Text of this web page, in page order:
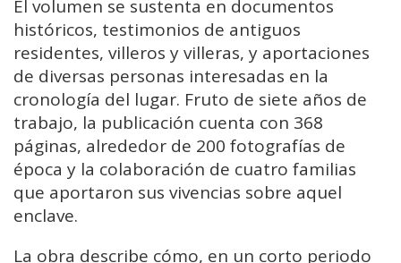
El volumen se sustenta en documentos
históricos, testimonios de antiguos
residentes, villeros y villeras, y aportaciones
de diversas personas interesadas en la
cronología del lugar. Fruto de siete años de
trabajo, la publicación cuenta con 368
páginas, alrededor de 200 fotografías de
época y la colaboración de cuatro familias
que aportaron sus vivencias sobre aquel
enclave.
La obra describe cómo, en un corto periodo